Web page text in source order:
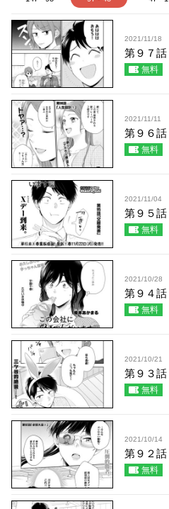
2021/11/18
第９７
無料
2021/11/11
第９６
無料
2021/11/04
第９５
無料
2021/10/28
第９４
無料
2021/10/21
第９３
無料
2021/10/14
第９２
無料